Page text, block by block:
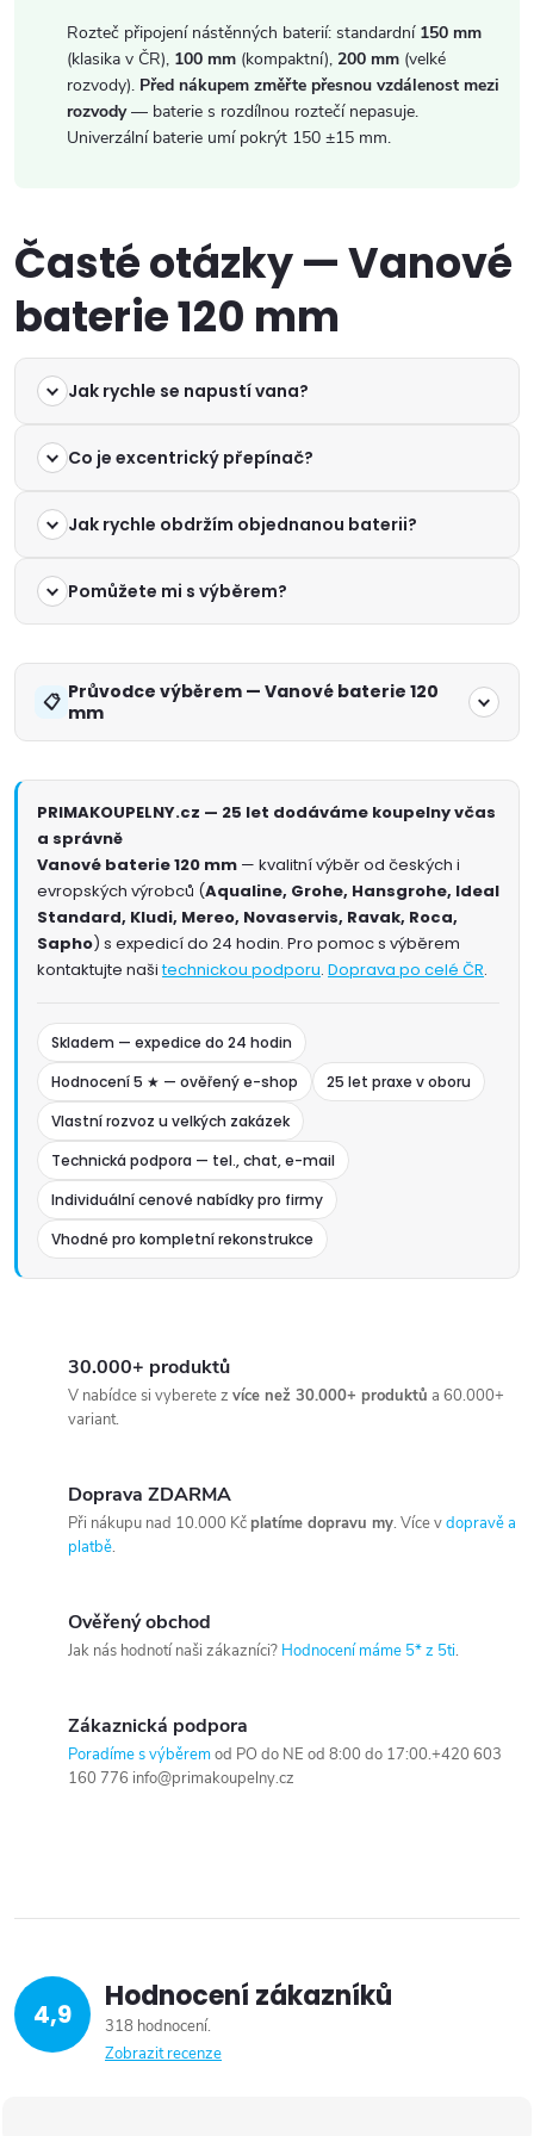
Rozteč připojení nástěnných baterií: standardní 150 mm
(klasika v ČR), 100 mm (kompaktní), 200 mm (velké
rozvody). Před nákupem změřte přesnou vzdálenost mezi
rozvody— baterie s rozdílnou roztečí nepasuje.
Univerzální baterie umí pokrýt 150 ±15 mm.
Časté otázky — Vanové
baterie 120 mm
Jak rychle se napustí vana?
Co je excentrický přepínač?
Jak rychle obdržím objednanou baterii?
Pomůžete mi s výběrem?
Průvodce výběrem — Vanové baterie 120
mm
PRIMAKOUPELNY.cz — 25 let dodáváme koupelny včas
a správně
Vanové baterie 120 mm — kvalitní výběr od českých i
evropských výrobců (Aqualine, Grohe, Hansgrohe, Ideal
Standard, Kludi, Mereo, Novaservis, Ravak, Roca,
Sapho) s expedicí do 24 hodin. Pro pomoc s výběrem
kontaktujte našitechnickou podporu. Doprava po celé ČR.
Skladem — expedice do 24 hodin
Hodnocení 5 ★ — ověřený e-shop
25 let praxe v oboru
Vlastní rozvoz u velkých zakázek
Technická podpora — tel., chat, e-mail
Individuální cenové nabídky pro firmy
Vhodné pro kompletní rekonstrukce
30.000+ produktů
V nabídce si vyberete z více než 30.000+ produktů a 60.000+
variant.
Doprava ZDARMA
Při nákupu nad 10.000 Kčplatíme dopravu my. Více vdopravě a
platbě.
Ověřený obchod
Jak nás hodnotí naši zákazníci? Hodnocení máme 5* z 5ti.
Zákaznická podpora
Poradíme s výběremod PO do NE od 8:00 do 17:00.+420 603
160 776 info@primakoupelny.cz
4,9 Hodnocení zákazníků
318 hodnocení
Zobrazit recenze